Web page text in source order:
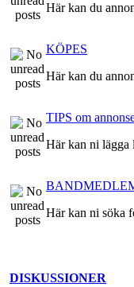
Här kan du
KÖPES
Här kan du
TIPS om
Här kan ni lägga
Här kan ni söka
DISKUSSIONER